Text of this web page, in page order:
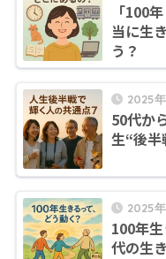
「100
当に生
う？
2025
50代か
生“後半
2025
100年
代の生